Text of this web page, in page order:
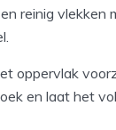
reinig vlekken
oppervlak
en laat het